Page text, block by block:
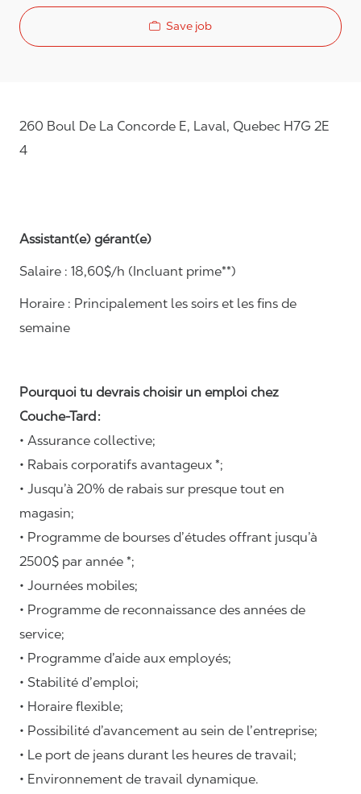
Save job
260 Boul De La Concorde E, Laval, Quebec H7G 2E
4
Assistant(e) gérant(e)
Salaire : 18,60$/h (Incluant prime**)
Horaire : Principalement les soirs et les fins de
semaine
Pourquoi tu devrais choisir un emploi chez
Couche-Tard :
• Assurance collective;
• Rabais corporatifs avantageux *;
• Jusqu’à 20% de rabais sur presque tout en
magasin;
• Programme de bourses d’études offrant jusqu’à
2500$ par année *;
• Journées mobiles;
• Programme de reconnaissance des années de
service;
• Programme d’aide aux employés;
• Stabilité d’emploi;
• Horaire flexible;
• Possibilité d’avancement au sein de l’entreprise;
• Le port de jeans durant les heures de travail;
• Environnement de travail dynamique.